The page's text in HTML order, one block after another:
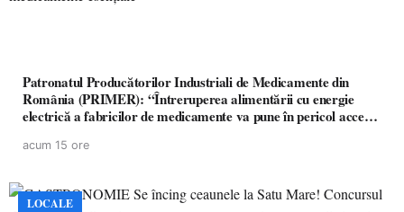
Patronatul Producătorilor Industriali de Medicamente din
România (PRIMER): “Întreruperea alimentării cu energie
electrică a fabricilor de medicamente va pune în pericol accesul
acum 15 ore
LOCALE